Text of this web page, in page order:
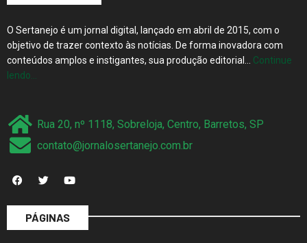
O Sertanejo é um jornal digital, lançado em abril de 2015, com o
objetivo de trazer contexto às notícias. De forma inovadora com
conteúdos amplos e instigantes, sua produção editorial… Continue
lendo…
Rua 20, nº 1118, Sobreloja, Centro, Barretos, SP
contato@jornalosertanejo.com.br
PÁGINAS